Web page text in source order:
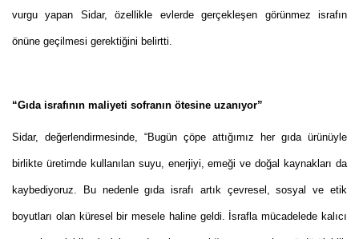
vurgu yapan Sidar, özellikle evlerde gerçekleşen görünmez israfın
önüne geçilmesi gerektiğini belirtti.
“Gıda israfının maliyeti sofranın ötesine uzanıyor”
Sidar, değerlendirmesinde, “Bugün çöpe attığımız her gıda ürünüyle
birlikte üretimde kullanılan suyu, enerjiyi, emeği ve doğal kaynakları da
kaybediyoruz. Bu nedenle gıda israfı artık çevresel, sosyal ve etik
boyutları olan küresel bir mesele haline geldi. İsrafla mücadelede kalıcı